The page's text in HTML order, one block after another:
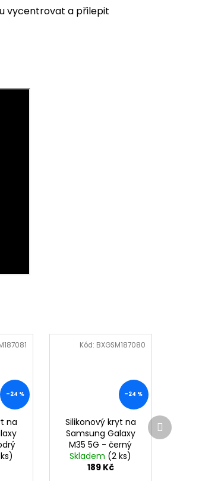
vycentrovat a přilepit
–24 %
na
–24 %
Silikonový kryt na
Samsung Galaxy
M35 5G - černý
Skladem (2 ks)
189 Kč
Kód: BXGSM187080
Další
produkt